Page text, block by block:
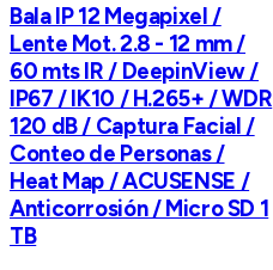
Bala IP 12 Megapixel /
Lente Mot. 2.8 - 12 mm /
60 mts IR / DeepinView /
IP67 / IK10 / H.265+ / WDR
120 dB / Captura Facial /
Conteo de Personas /
Heat Map / ACUSENSE /
Anticorrosión / Micro SD 1
TB